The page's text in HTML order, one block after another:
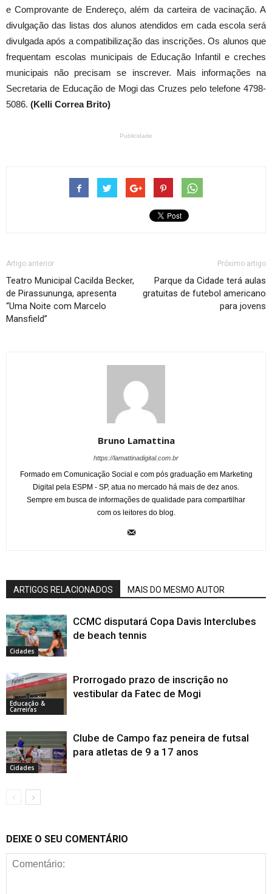
e Comprovante de Endereço, além da carteira de vacinação. A
divulgação das listas dos alunos atendidos em cada escola será
divulgada após a compatibilização das inscrições. Os alunos que
frequentam escolas municipais de Educação Infantil e creches
municipais não precisam se inscrever. Mais informações na
Secretaria de Educação de Mogi das Cruzes pelo telefone 4798-
5086. (Kelli Correa Brito)
Publicidade
Artigo anterior
Teatro Municipal Cacilda Becker,
de Pirassununga, apresenta
“Uma Noite com Marcelo
Mansfield”
Próximo artigo
Parque da Cidade terá aulas
gratuitas de futebol americano
para jovens
Bruno Lamattina
https://lamattinadigital.com.br
Formado em Comunicação Social e com pós graduação em Marketing
Digital pela ESPM - SP, atua no mercado há mais de dez anos.
Sempre em busca de informações de qualidade para compartilhar
com os leitores do blog.
ARTIGOS RELACIONADOS MAIS DO MESMO AUTOR
Cidades
CCMC disputará Copa Davis Interclubes
de beach tennis
Educação &
Carreiras
Prorrogado prazo de inscrição no
vestibular da Fatec de Mogi
Cidades
Clube de Campo faz peneira de futsal
para atletas de 9 a 17 anos
DEIXE O SEU COMENTÁRIO